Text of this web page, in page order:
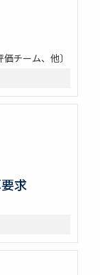
チーム、他〕
求